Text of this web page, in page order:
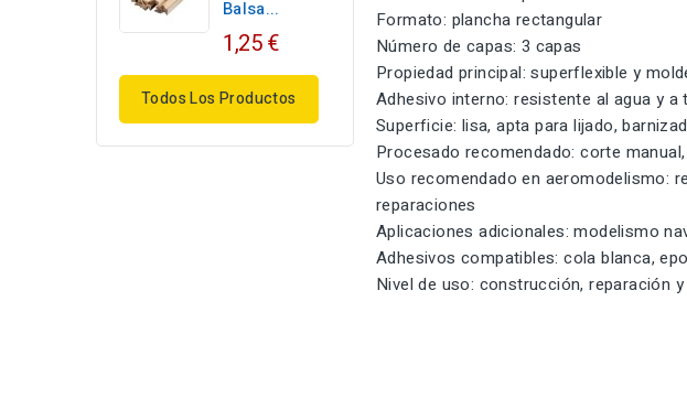
Balsa...
1,25 €
Todos Los Productos
Formato: plancha rectangular
Número de capas: 3 capas
Propiedad principal: superflexible y
Adhesivo interno: resistente al agua y a
Superficie: lisa, apta para lijado,
Procesado recomendado: corte
Uso recomendado en aeromodelismo:
reparaciones
Aplicaciones adicionales: modelismo
Adhesivos compatibles: cola blanca,
Nivel de uso: construcción, reparación